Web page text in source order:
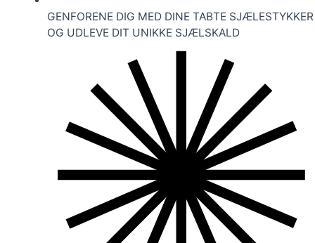
GENFORENE DIG MED DINE TABTE SJÆLESTYKKER
OG UDLEVE DIT UNIKKE SJÆLSKALD